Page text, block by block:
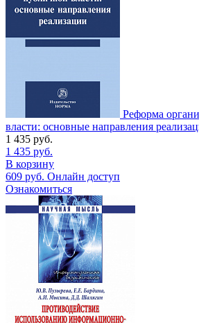
Реформа
власти: основные направления
1 435 руб.
1 435 руб.
В корзину
609 руб. Онлайн доступ
Ознакомиться